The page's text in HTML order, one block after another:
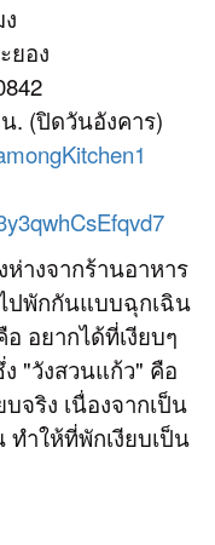
ยอง
น. (ปิดวันอังคาร)
างจากร้านอาหาร
ปพักกันแบบฉุกเฉิน
อยากได้ที่เงียบๆ
"วังสวนแก้ว" คือ
จริง เนื่องจากเป็น
ำให้ที่พักเงียบเป็น